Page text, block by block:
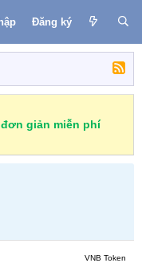
Đăng ký
giản miễn phí
VNB Token